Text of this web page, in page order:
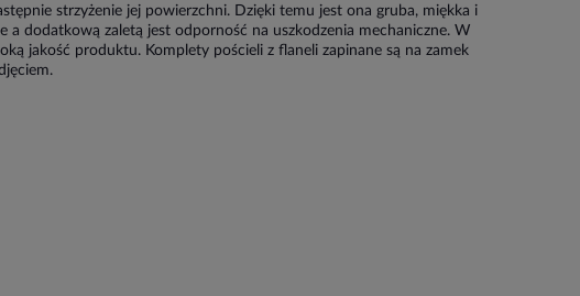
strzyżenie jej powierzchni. Dzięki temu jest ona gruba, miękka i
a dodatkową zaletą jest odporność na uszkodzenia mechaniczne. W
jakość produktu. Komplety pościeli z flaneli zapinane są na zamek